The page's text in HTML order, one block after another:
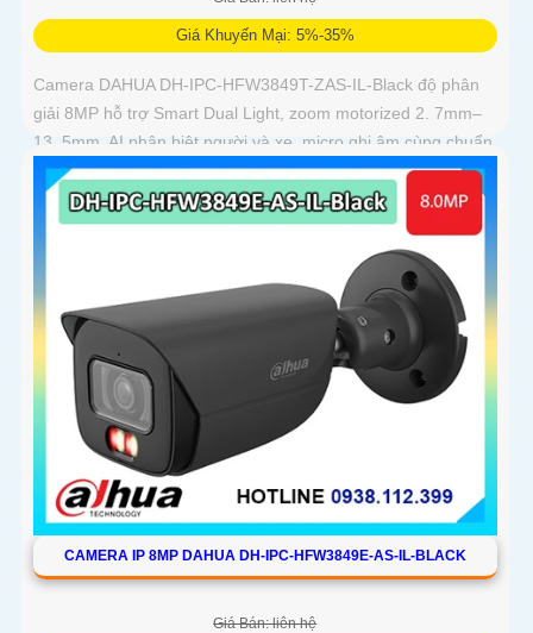
Giá Khuyến Mại: 5%-35%
Camera DAHUA DH-IPC-HFW3849T-ZAS-IL-Black độ phân
giải 8MP hỗ trợ Smart Dual Light, zoom motorized 2. 7mm–
13. 5mm, AI phân biệt người và xe, micro ghi âm cùng chuẩn
IP67 chống bụi nước
CAMERA IP 8MP DAHUA DH-IPC-HFW3849E-AS-IL-BLACK
Giá Bán: liên hệ